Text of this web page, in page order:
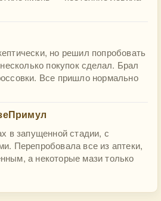
но решил попробовать
покупок сделал. Брал
Все пришло нормально
в запущенной стадии, с
Перепробовала все из аптеки,
а некоторые мази только